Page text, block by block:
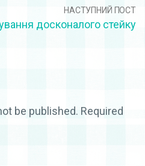
НАСТУПНИЙ ПОСТ
досконалого стейку
be published. Required